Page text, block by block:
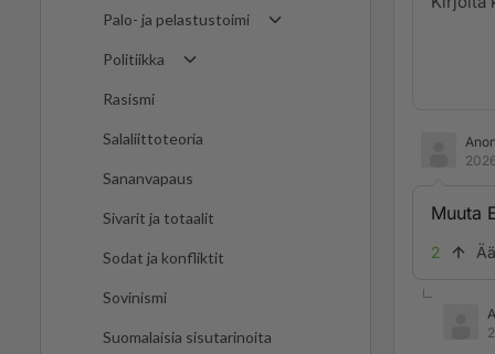
Palo- ja pelastustoimi
Politiikka
Rasismi
Salaliittoteoria
Sananvapaus
Sivarit ja totaalit
Sodat ja konfliktit
Sovinismi
Suomalaisia sisutarinoita
Muuta
2